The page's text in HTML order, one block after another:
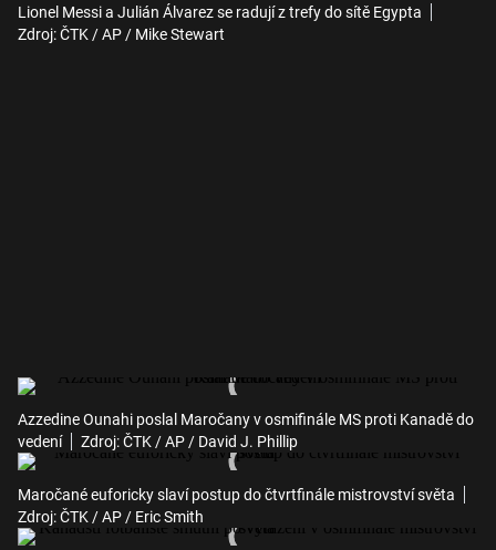
Lionel Messi a Julián Álvarez se radují z trefy do sítě Egypta
Zdroj: ČTK / AP / Mike Stewart
Azzedine Ounahi poslal Maročany v osmifinále MS proti Kanadě do
vedení
Zdroj: ČTK / AP / David J. Phillip
Maročané euforicky slaví postup do čtvrtfinále mistrovství světa
Zdroj: ČTK / AP / Eric Smith